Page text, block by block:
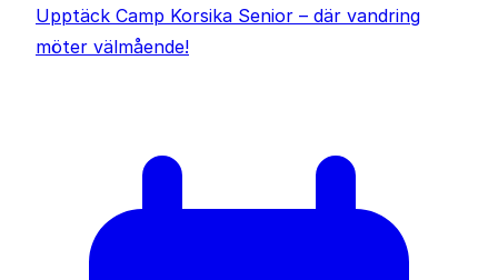
Upptäck Camp Korsika Senior – där vandring
möter välmående!